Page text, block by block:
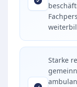
Starke